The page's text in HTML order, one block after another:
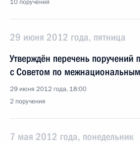
10 поручений
29 июня 2012 года, пятница
Утверждён перечень поручений
с Советом по
29 июня 2012 года, 18:00
2 поручения
7 мая 2012 года, понедельник